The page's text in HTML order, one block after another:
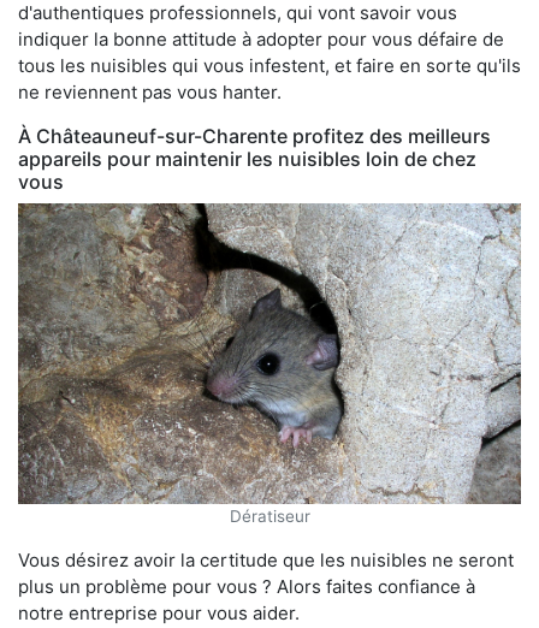
d'authentiques professionnels, qui vont savoir vous
indiquer la bonne attitude à adopter pour vous défaire de
tous les nuisibles qui vous infestent, et faire en sorte qu'ils
ne reviennent pas vous hanter.
À Châteauneuf-sur-Charente profitez des meilleurs
appareils pour maintenir les nuisibles loin de chez
vous
Dératiseur
Vous désirez avoir la certitude que les nuisibles ne seront
plus un problème pour vous ? Alors faites confiance à
notre entreprise pour vous aider.